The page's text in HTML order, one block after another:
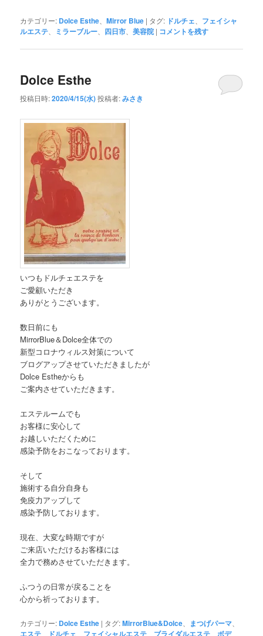
カテゴリー: Dolce Esthe 、Mirror Blue | タグ: ドルチェ
フェイシャ
ルエステ
ミラーブルー 四日市 、美容院 | コメントを残す
Dolce Esthe
投稿日時:2020/4/15(水)投稿者:みさき
いつもドルチェエステを
ご愛顧いただき
ありがとうございます。
数日前にも
MirrorBlue＆Dolce全体での
新型コロナウィルス対策について
ブログアップさせていただきましたが
Dolce Estheからも
ご案内させていただきます。
エステルームでも
お客様に安心して
お越しいただくために
感染予防をおこなっております。
そして
施術する自分自身も
免疫力アップして
感染予防しております。
現在、大変な時期ですが
ご来店いただけるお客様には
全力で務めさせていただきます。
ふつうの日常が戻ることを
心から祈っております。
カテゴリー: Dolce Esthe | タグ:MirrorBlue&Dolce まつげパーマ
エステ ドルチェ フェイシャルエステ ブライダルエステ ボデ